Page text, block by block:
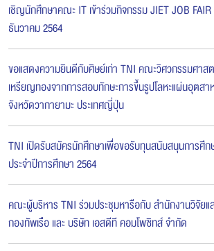
เชิญนักศึกษาคณะ IT เข้าร่วมกิจกรรม JIET JOB
ธันวาคม 2564
ขอแสดงความยินดีกับศิษย์เก่า TNI คณะวิศวกรรมศาส
เหรียญทองจากการสอบทักษะการขึ้นรูปโลหะแผ่นอุตส
จังหวัดวากายามะ ประเทศญี่ปุ่น
TNI เปิดรับสมัครนักศึกษาเพื่อขอรับทุนสนับสนุนการศึก
ประจำปีการศึกษา 2564
คณะผู้บริหาร TNI ร่วมประชุมหารือกับ สำนักงานวิจัย
กองทัพเรือ และ บริษัท เอสดีที คอมโพซิทส์ จำกัด